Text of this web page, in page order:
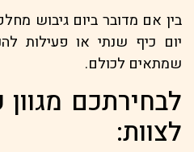
בין אם מדובר ביום גיבוש
יום כיף שנתי או פעילות
שמתאים לכולם.
לבחירתכם מגוון
לצוות: